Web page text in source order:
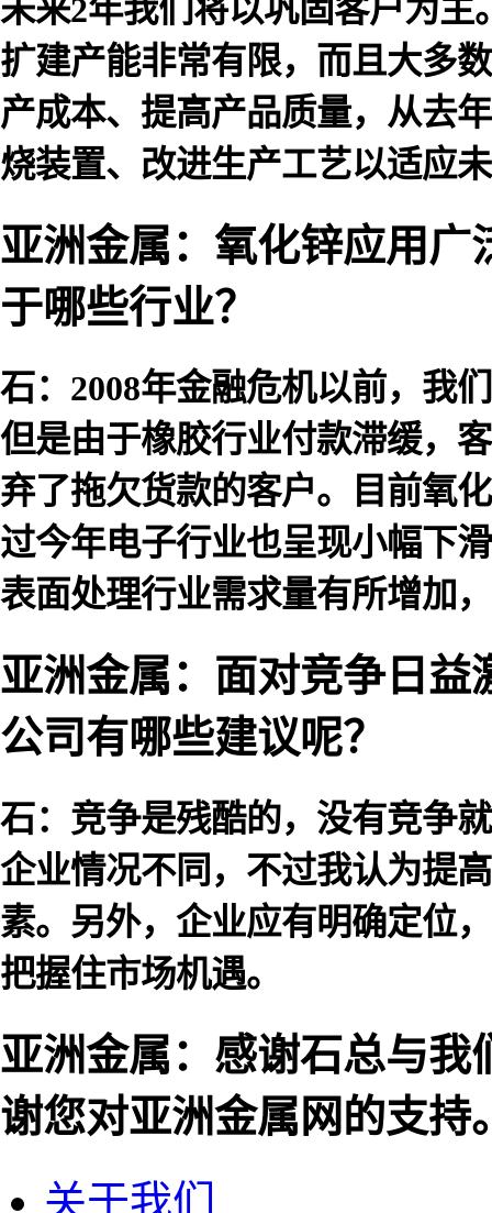
未来2年我们将以巩固客户为
扩建产能非常有限，而且大多
产成本、提高产品质量，从去
烧装置、改进生产工艺以适应
亚洲金属：氧化锌应用广
于哪些行业？
石：2008年金融危机以前，我
但是由于橡胶行业付款滞缓，
弃了拖欠货款的客户。目前氧
过今年电子行业也呈现小幅下
表面处理行业需求量有所增加
亚洲金属：面对竞争日益
公司有哪些建议呢？
石：竞争是残酷的，没有竞争
企业情况不同，不过我认为提
素。另外，企业应有明确定位
把握住市场机遇。
亚洲金属：感谢石总与我
谢您对亚洲金属网的支持
关于我们